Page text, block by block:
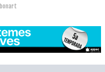
bonart